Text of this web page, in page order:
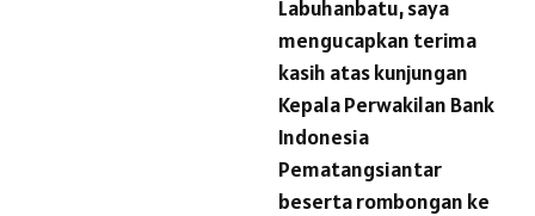
Labuhanbatu, saya
mengucapkan terima
kasih atas kunjungan
Kepala Perwakilan Bank
Indonesia
Pematangsiantar
beserta rombongan ke